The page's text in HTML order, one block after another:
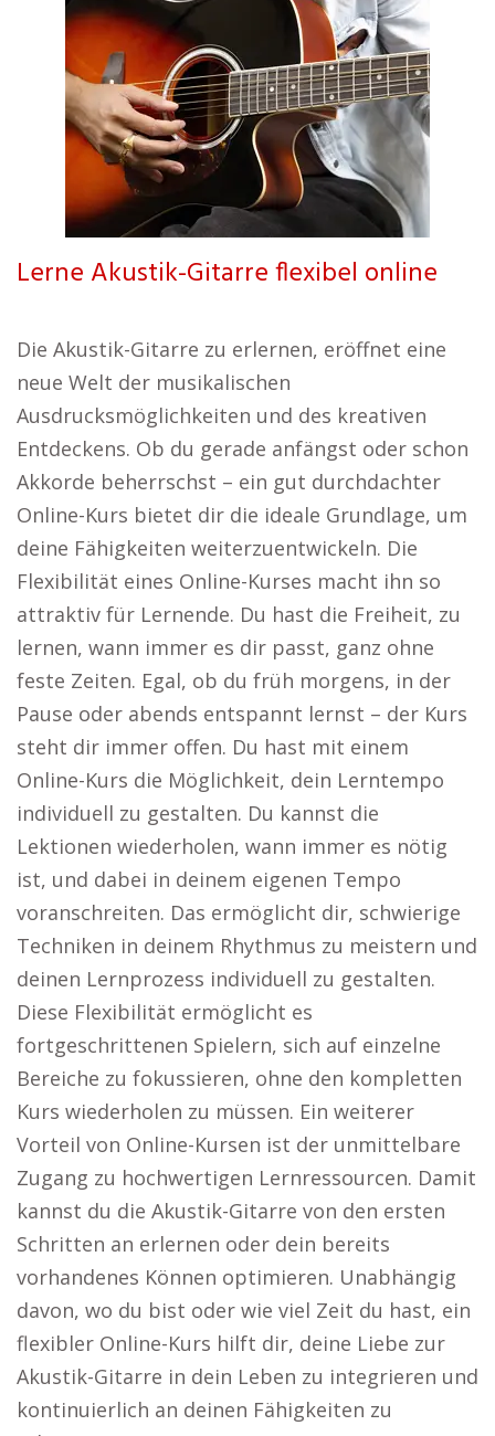
Lerne Akustik-Gitarre flexibel online
Die Akustik-Gitarre zu erlernen, eröffnet eine
neue Welt der musikalischen
Ausdrucksmöglichkeiten und des kreativen
Entdeckens. Ob du gerade anfängst oder schon
Akkorde beherrschst – ein gut durchdachter
Online-Kurs bietet dir die ideale Grundlage, um
deine Fähigkeiten weiterzuentwickeln. Die
Flexibilität eines Online-Kurses macht ihn so
attraktiv für Lernende. Du hast die Freiheit, zu
lernen, wann immer es dir passt, ganz ohne
feste Zeiten. Egal, ob du früh morgens, in der
Pause oder abends entspannt lernst – der Kurs
steht dir immer offen. Du hast mit einem
Online-Kurs die Möglichkeit, dein Lerntempo
individuell zu gestalten. Du kannst die
Lektionen wiederholen, wann immer es nötig
ist, und dabei in deinem eigenen Tempo
voranschreiten. Das ermöglicht dir, schwierige
Techniken in deinem Rhythmus zu meistern und
deinen Lernprozess individuell zu gestalten.
Diese Flexibilität ermöglicht es
fortgeschrittenen Spielern, sich auf einzelne
Bereiche zu fokussieren, ohne den kompletten
Kurs wiederholen zu müssen. Ein weiterer
Vorteil von Online-Kursen ist der unmittelbare
Zugang zu hochwertigen Lernressourcen. Damit
kannst du die Akustik-Gitarre von den ersten
Schritten an erlernen oder dein bereits
vorhandenes Können optimieren. Unabhängig
davon, wo du bist oder wie viel Zeit du hast, ein
flexibler Online-Kurs hilft dir, deine Liebe zur
Akustik-Gitarre in dein Leben zu integrieren und
kontinuierlich an deinen Fähigkeiten zu